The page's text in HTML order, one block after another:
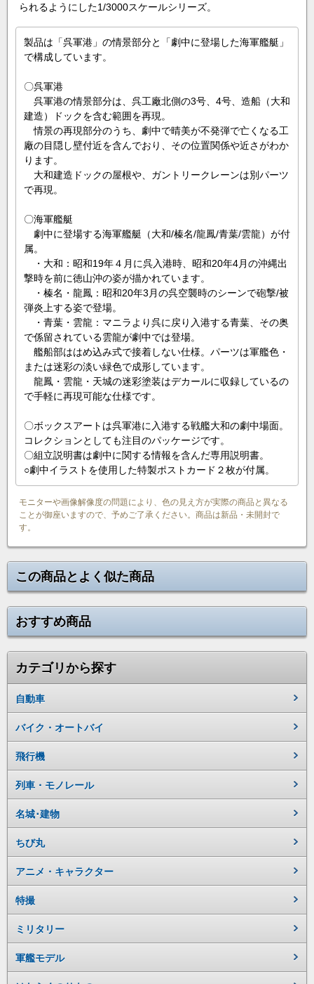
られるようにした1/3000スケールシリーズ。
製品は「呉軍港」の情景部分と「劇中に登場した海軍艦艇」
で構成しています。
〇呉軍港
呉軍港の情景部分は、呉工廠北側の3号、4号、造船（大和
建造）ドックを含む範囲を再現。
情景の再現部分のうち、劇中で晴美が不発弾で亡くなる工
廠の目隠し壁付近を含んでおり、その位置関係や近さがわか
ります。
大和建造ドックの屋根や、ガントリークレーンは別パーツ
で再現。
〇海軍艦艇
劇中に登場する海軍艦艇（大和/榛名/龍鳳/青葉/雲龍）が付
属。
・大和：昭和19年４月に呉入港時、昭和20年4月の沖縄出
撃時を前に徳山沖の姿が描かれています。
・榛名・龍鳳：昭和20年3月の呉空襲時のシーンで砲撃/被
弾炎上する姿で登場。
・青葉・雲龍：マニラより呉に戻り入港する青葉、その奥
で係留されている雲龍が劇中では登場。
艦船部ははめ込み式で接着しない仕様。パーツは軍艦色・
または迷彩の淡い緑色で成形しています。
龍鳳・雲龍・天城の迷彩塗装はデカールに収録しているの
で手軽に再現可能な仕様です。
〇ボックスアートは呉軍港に入港する戦艦大和の劇中場面。
コレクションとしても注目のパッケージです。
〇組立説明書は劇中に関する情報を含んだ専用説明書。
○劇中イラストを使用した特製ポストカード２枚が付属。
モニターや画像解像度の問題により、色の見え方が実際の商品と異なる
ことが御座いますので、予めご了承ください。商品は新品・未開封で
す。
この商品とよく似た商品
おすすめ商品
カテゴリから探す
自動車
バイク・オートバイ
飛行機
列車・モノレール
名城･建物
ちび丸
アニメ・キャラクター
特撮
ミリタリー
軍艦モデル